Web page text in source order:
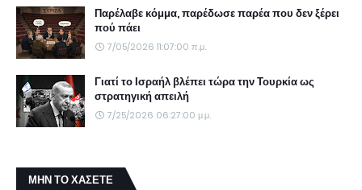
Παρέλαβε κόμμα, παρέδωσε παρέα που δεν ξέρει
πού πάει
7/05/2026 11:07:00 π.μ.
Γιατί το Ισραήλ βλέπει τώρα την Τουρκία ως
στρατηγική απειλή
7/25/2026 06:27:00 μ.μ.
ΜΗΝ ΤΟ ΧΑΣΕΤΕ